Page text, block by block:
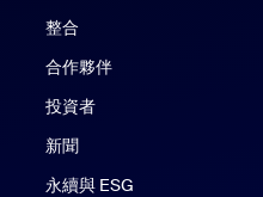
整合
合作夥伴
投資者
新聞
永續與 ESG